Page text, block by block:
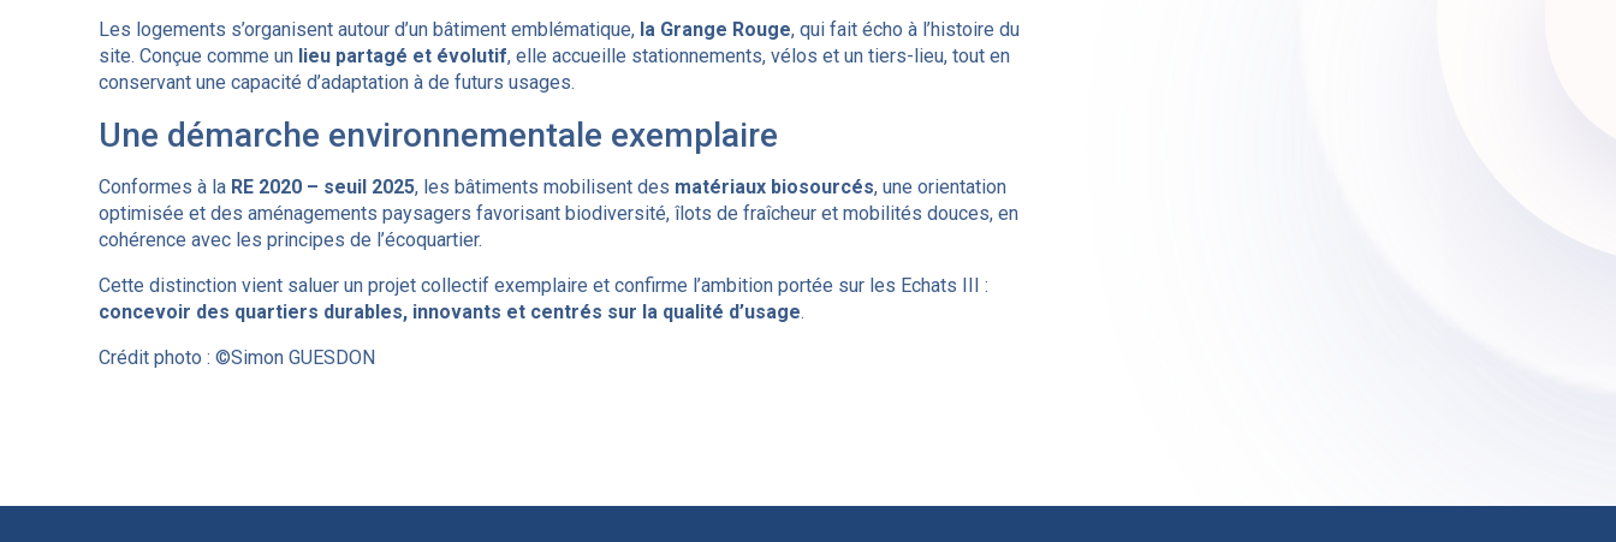
Les logements s’organisent autour d’un bâtiment emblématique, la Grange Rouge, qui fait écho à l’histoire du
site. Conçue comme un lieu partagé et évolutif, elle accueille stationnements, vélos et un tiers-lieu, tout en
conservant une capacité d’adaptation à de futurs usages.
Une démarche environnementale exemplaire
Conformes à la RE 2020 – seuil 2025, les bâtiments mobilisent des matériaux biosourcés, une orientation
optimisée et des aménagements paysagers favorisant biodiversité, îlots de fraîcheur et mobilités douces, en
cohérence avec les principes de l’écoquartier.
Cette distinction vient saluer un projet collectif exemplaire et confirme l’ambition portée sur les Echats III :
concevoir des quartiers durables, innovants et centrés sur la qualité d’usage.
Crédit photo : ©Simon GUESDON